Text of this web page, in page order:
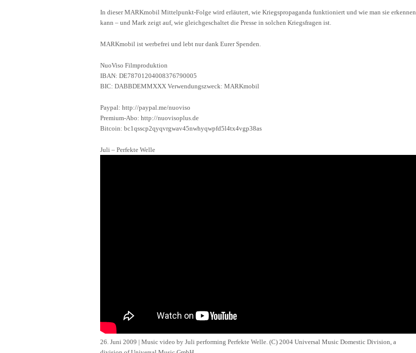
In dieser MARKmobil Mittelpunkt-Folge wird erläutert, wie Kriegspropaganda funktioniert und wie man sie erkennen
kann – und Mark zeigt auf, wie gleichgeschaltet die Presse in solchen Kriegsfragen ist.
MARKmobil ist werbefrei und lebt nur dank Eurer Spenden.
NuoViso Filmproduktion
IBAN: DE78701204008376790005
BIC: DABBDEMMXXX Verwendungszweck: MARKmobil
Paypal: http://paypal.me/nuoviso
Premium-Abo: http://nuovisoplus.de
Bitcoin: bc1qsscp2qyqvrgwav45nwhyqwpfd5l4tx4vgp38as
Juli – Perfekte Welle
26. Juni 2009 | Music video by Juli performing Perfekte Welle. (C) 2004 Universal Music Domestic Division, a